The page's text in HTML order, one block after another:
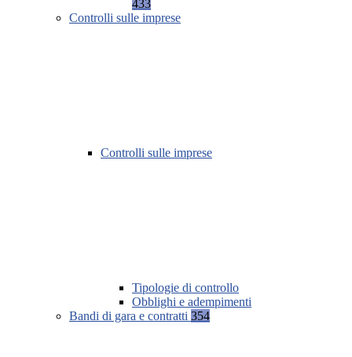
433
Controlli sulle imprese
Controlli sulle imprese
Tipologie di controllo
Obblighi e adempimenti
Bandi di gara e contratti 354